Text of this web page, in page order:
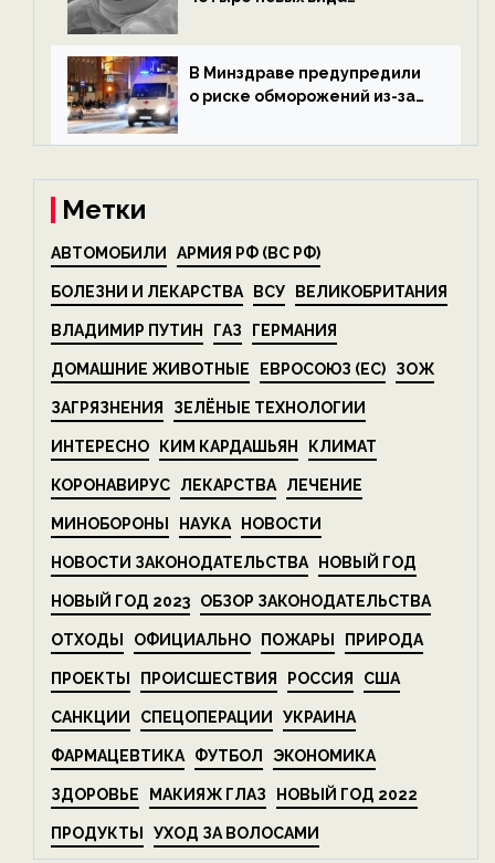
экологии на ECOportal
В Минздраве предупредили
о риске обморожений из-за
на ECOportal
Метки
АВТОМОБИЛИ АРМИЯ РФ (ВС РФ)
БОЛЕЗНИ И ЛЕКАРСТВА ВСУ ВЕЛИКОБРИТАНИЯ
ВЛАДИМИР ПУТИН ГАЗ ГЕРМАНИЯ
ДОМАШНИЕ ЖИВОТНЫЕ ЕВРОСОЮЗ (ЕС) ЗОЖ
ЗАГРЯЗНЕНИЯ ЗЕЛЁНЫЕ ТЕХНОЛОГИИ
ИНТЕРЕСНО КИМ КАРДАШЬЯН КЛИМАТ
КОРОНАВИРУС ЛЕКАРСТВА ЛЕЧЕНИЕ
МИНОБОРОНЫ НАУКА НОВОСТИ
НОВОСТИ ЗАКОНОДАТЕЛЬСТВА НОВЫЙ ГОД
НОВЫЙ ГОД 2023 ОБЗОР ЗАКОНОДАТЕЛЬСТВА
ОТХОДЫ ОФИЦИАЛЬНО ПОЖАРЫ ПРИРОДА
ПРОЕКТЫ ПРОИСШЕСТВИЯ РОССИЯ США
САНКЦИИ СПЕЦОПЕРАЦИИ УКРАИНА
ФАРМАЦЕВТИКА ФУТБОЛ ЭКОНОМИКА
ЗДОРОВЬЕ МАКИЯЖ ГЛАЗ НОВЫЙ ГОД 2022
ПРОДУКТЫ УХОД ЗА ВОЛОСАМИ